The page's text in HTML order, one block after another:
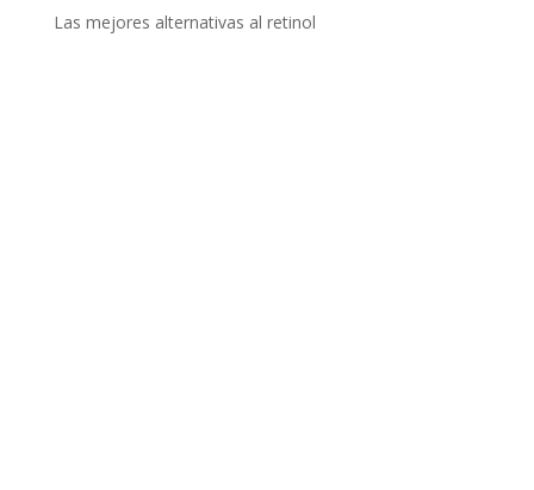
Las mejores alternativas al retinol